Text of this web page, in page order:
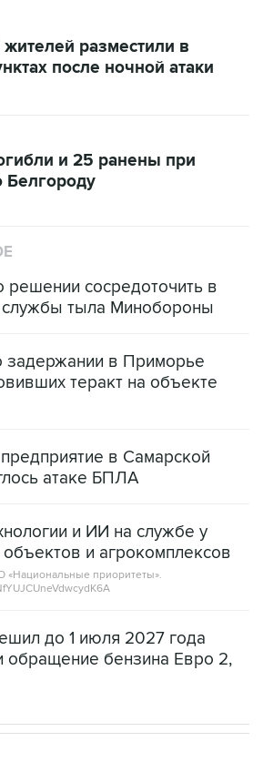
разместили в
после ночной атаки
и 25 ранены при
решении сосредоточить в
службы тыла Минобороны
в Приморье
теракт на объекте
в Самарской
атаке БПЛА
и ИИ на службе у
и агрокомплексов
«Национальные приоритеты».
до 1 июля 2027 года
обращение бензина Евро 2,